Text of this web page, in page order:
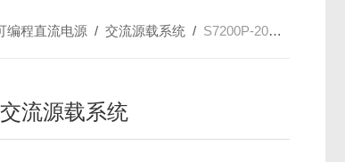
编程直流电源 /交流源载系统 / S7200P-20K-1200-100可编程双向交流源载系统
流源载系统